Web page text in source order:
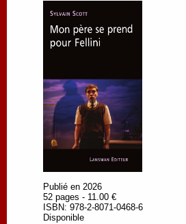
Publié en 2026
52 pages - 11.00 €
ISBN: 978-2-8071-0468-6
Disponible